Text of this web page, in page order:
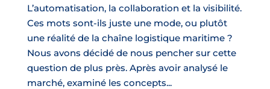
L’automatisation, la collaboration et la visibilité.
Ces mots sont-ils juste une mode, ou plutôt
une réalité de la chaîne logistique maritime ?
Nous avons décidé de nous pencher sur cette
question de plus près. Après avoir analysé le
marché, examiné les concepts...